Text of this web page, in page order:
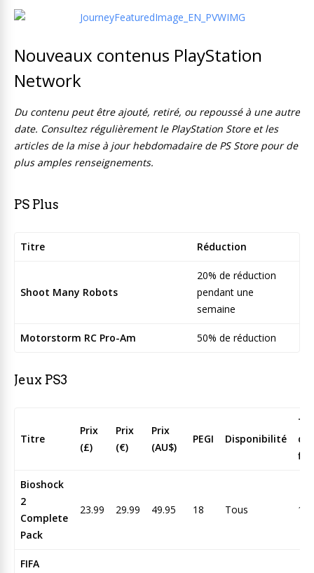
Nouveaux contenus PlayStation
Network
Du contenu peut être ajouté, retiré, ou repoussé à une autre
date. Consultez régulièrement le PlayStation Store et les
articles de la mise à jour hebdomadaire de PS Store pour de
plus amples renseignements.
PS Plus
Titre Réduction
Shoot Many Robots
20% de réduction
pendant une
semaine
Motorstorm RC Pro-Am 50% de réduction
Jeux PS3
Titre
Prix
(£)
Prix
(€)
Prix
(AU$)
PEGI Disponibilité
du
Bioshock
2
Complete
Pack
23.99 29.99 49.95 18 Tous
FIFA